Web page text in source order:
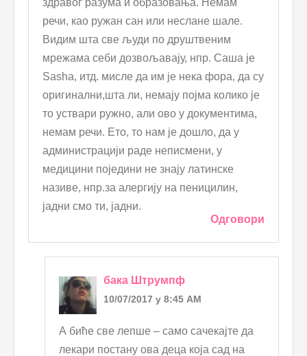
речи, као ружан сан или неслане шале.
Видим шта све људи по друштвеним
мрежама себи дозвољавају, нпр. Саша је
Ѕаѕha, итд. мисле да им је нека фора, да су
оригинални,шта ли, немају појма колико је
то уствари ружно, али ово у документима,
немам речи. Ето, то нам је дошло, да у
администрацији раде неписмени, у
медицини поједини не знају латинске
називе, нпр.за алергију на пеницилин,
јадни смо ти, јадни.
Одговори
бака Штрумпф
10/07/2017 у 8:45 AM
А биће све лепше – само сачекајте да
лекари постану ова деца која сад на